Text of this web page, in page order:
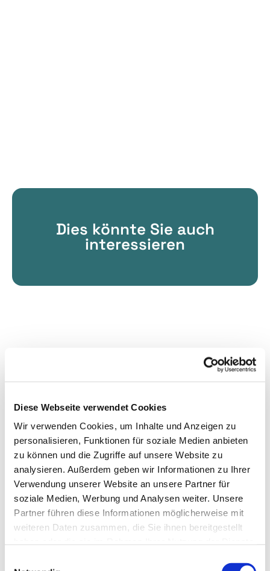
Diese Webseite verwendet Cookies
Wir verwenden Cookies, um Inhalte und Anzeigen zu
personalisieren, Funktionen für soziale Medien anbieten
zu können und die Zugriffe auf unsere Website zu
analysieren. Außerdem geben wir Informationen zu Ihrer
Verwendung unserer Website an unsere Partner für
soziale Medien, Werbung und Analysen weiter. Unsere
Partner führen diese Informationen möglicherweise mit
weiteren Daten zusammen, die Sie ihnen bereitgestellt
Dies könnte Sie auch
interessieren